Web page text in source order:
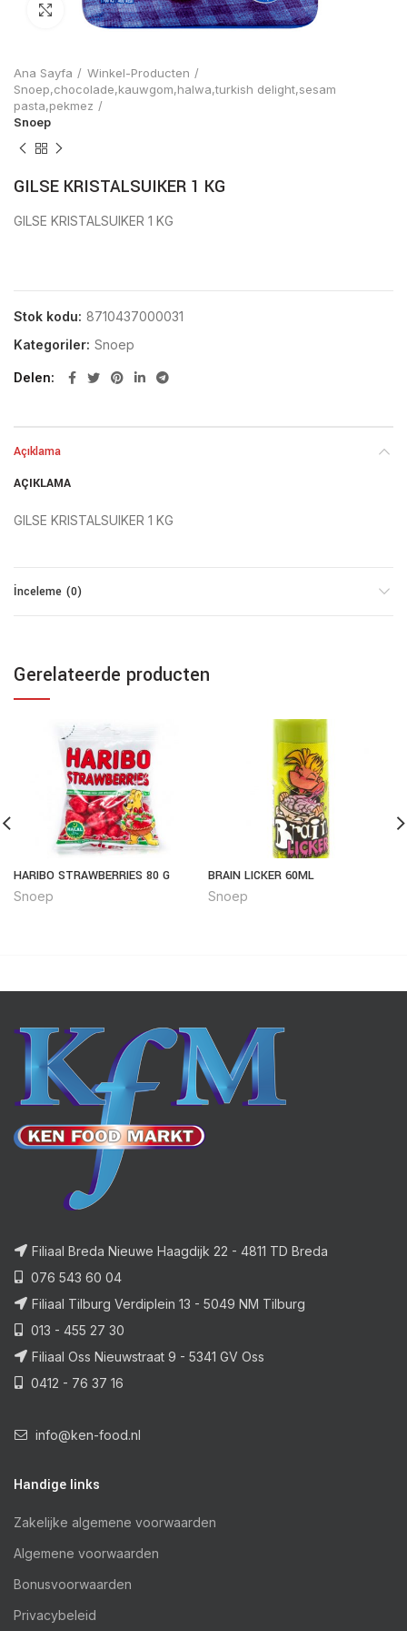
Click to enlarge
Ana Sayfa
Winkel-Producten
Snoep,chocolade,kauwgom,halwa,turkish delight,sesam
pasta,pekmez
Snoep
GILSE KRISTALSUIKER 1 KG
GILSE KRISTALSUIKER 1 KG
Stok kodu: 8710437000031
Kategoriler: Snoep
Delen
Açıklama
AÇIKLAMA
GILSE KRISTALSUIKER 1 KG
İnceleme (0)
Gerelateerde producten
HARIBO STRAWBERRIES 80 G
Snoep
BRAIN LICKER 60ML
Snoep
Filiaal Breda Nieuwe Haagdijk 22 - 4811 TD Breda
076 543 60 04
Filiaal Tilburg Verdiplein 13 - 5049 NM Tilburg
013 - 455 27 30
Filiaal Oss Nieuwstraat 9 - 5341 GV Oss
0412 - 76 37 16
info@ken-food.nl
Handige links
Zakelijke algemene voorwaarden
Algemene voorwaarden
Bonusvoorwaarden
Privacybeleid